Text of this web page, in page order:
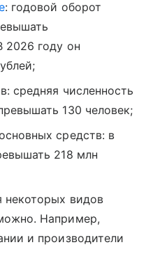
: годовой оборот
2026 году он
средняя численность
130 человек;
средств: в
218 млн
некоторых видов
Например,
и производители